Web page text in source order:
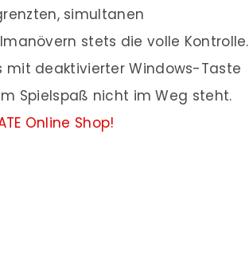
simultanen
stets die volle Kontrolle.
deaktivierter Windows-Taste
Spielspaß nicht im Weg steht.
Online Shop!